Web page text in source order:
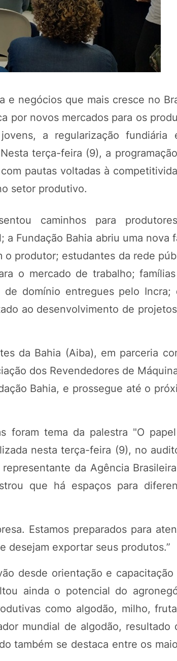
e negócios que mais cresce no
por novos mercados para os
a regularização fundiária
terça-feira (9), a
pautas voltadas à
setor produtivo.
caminhos para
Fundação Bahia abriu uma nova
produtor; estudantes da rede
o mercado de trabalho;
domínio entregues pelo Incra;
ao desenvolvimento de
da Bahia (Aiba), em parceria
dos Revendedores de
Bahia, e prossegue até o
foram tema da palestra "O
nesta terça-feira (9), no
da Agência
que há espaços para
Estamos preparados para
desejam exportar seus produtos.”
desde orientação e capacitação
ainda o potencial do
como algodão, milho,
mundial de algodão, resultado
também se destaca entre os